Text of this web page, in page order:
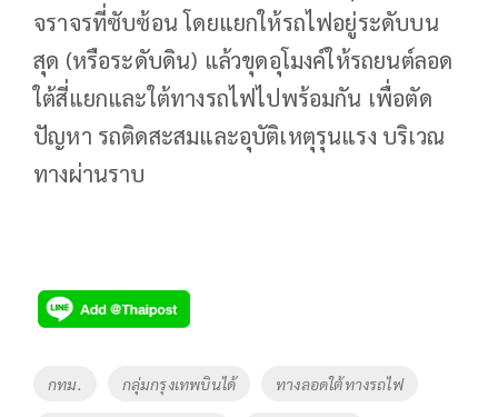
จราจรที่ซับซ้อน โดยแยกให้รถไฟอยู่ระดับบน
สุด (หรือระดับดิน) แล้วขุดอุโมงค์ให้รถยนต์ลอด
ใต้สี่แยกและใต้ทางรถไฟไปพร้อมกัน เพื่อตัด
ปัญหา รถติดสะสมและอุบัติเหตุรุนแรง บริเวณ
ทางผ่านราบ
Tags
กทม. กลุ่มกรุงเทพบินได้ ทางลอดใต้ทางรถไฟ